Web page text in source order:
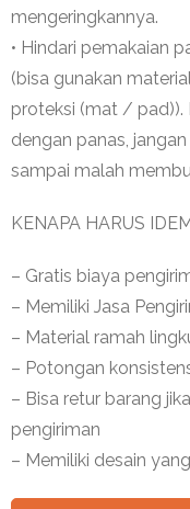
mengeringkannya.
• Hindari pemakaian
(bisa gunakan
proteksi (mat / pad)).
dengan panas, jangan
sampai malah
KENAPA HARUS
– Gratis biaya
– Memiliki Jasa
– Material ramah
– Potongan
– Bisa retur barang
pengiriman
– Memiliki desain